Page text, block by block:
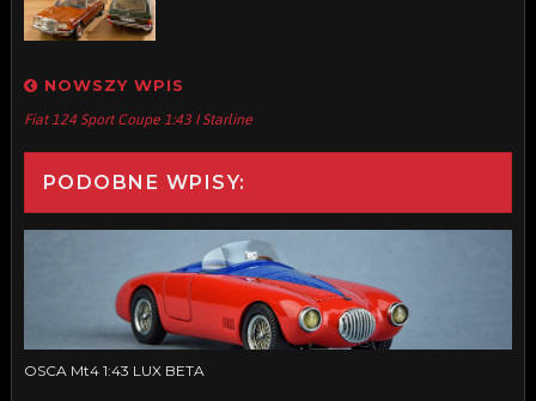
NOWSZY WPIS
Fiat 124 Sport Coupe 1:43 I Starline
PODOBNE WPISY:
OSCA Mt4 1:43 LUX BETA